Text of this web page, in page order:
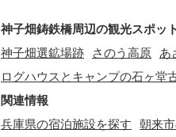
神子畑鋳鉄橋周辺の観光スポット
神子畑選鉱場跡
さのう高原 あ
ログハウスとキャンプの石ヶ堂
関連情報
兵庫県の宿泊施設を探す
朝来